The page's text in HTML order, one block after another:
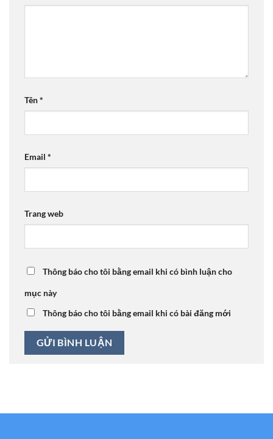
Tên*
Email *
Trang web
Thông báo cho tôi bằng email khi có bình luận cho
mục này
Thông báo cho tôi bằng email khi có bài đăng mới